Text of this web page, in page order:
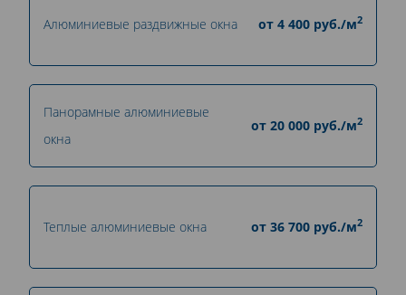
Алюминиевые раздвижные окна от 4 400 руб./м2
Панорамные алюминиевые
окна
от 20 000 руб./м2
Теплые алюминиевые окна от 36 700 руб./м2